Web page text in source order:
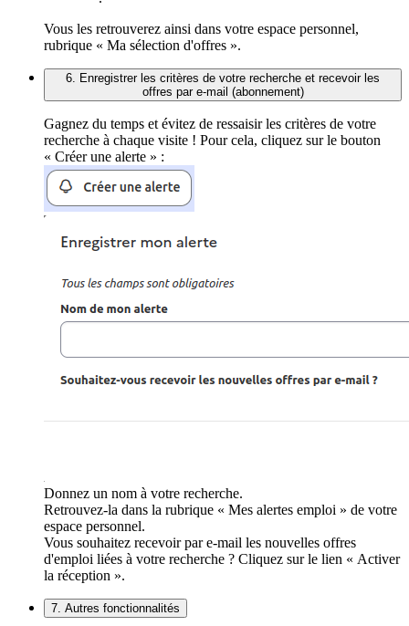
Vous les retrouverez ainsi dans votre espace personnel,
rubrique « Ma sélection d'offres ».
6. Enregistrer les critères de votre recherche et recevoir les
offres par e-mail (abonnement)
Gagnez du temps et évitez de ressaisir les critères de votre
recherche à chaque visite ! Pour cela, cliquez sur le bouton
« Créer une alerte » :
Donnez un nom à votre recherche.
Retrouvez-la dans la rubrique « Mes alertes emploi » de votre
espace personnel.
Vous souhaitez recevoir par e-mail les nouvelles offres
d'emploi liées à votre recherche ? Cliquez sur le lien « Activer
la réception ».
7. Autres fonctionnalités